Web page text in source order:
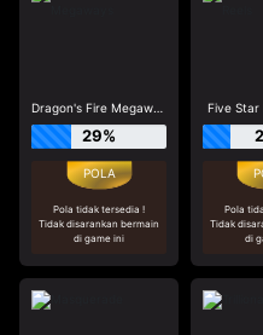
Dragon's Fire Megaways
29%
Pola tidak tersedia !
Tidak disarankan bermain
di game ini
Five Star
Pola
Tidak
di